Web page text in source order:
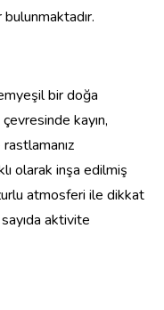
bir doğa
kayın,
olarak inşa edilmiş
atmosferi ile dikkat
aktivite